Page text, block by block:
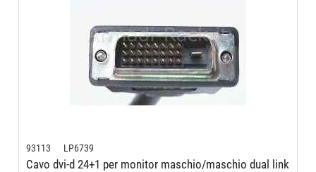
93113 LP6739
Cavo dvi-d 24+1 per monitor maschio/maschio dual link